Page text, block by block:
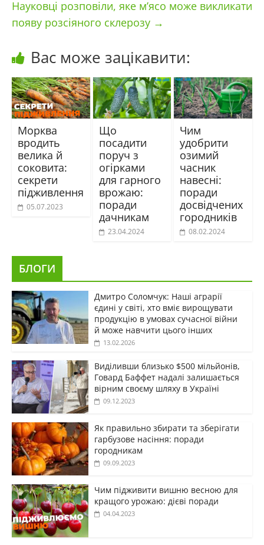
Науковці розповіли, яке м’ясо може викликати
появу розсіяного склерозу →
Вас може зацікавити:
Морква
вродить
велика й
соковита:
секрети
підживлення
05.07.2023
Що
посадити
поруч з
огірками
для гарного
врожаю:
поради
дачникам
23.04.2024
Чим
удобрити
озимий
часник
навесні:
поради
досвідчених
городників
08.02.2024
БЛОГИ
Дмитро Соломчук: Наші аграрії
єдині у світі, хто вміє вирощувати
продукцію в умовах сучасної війни
й може навчити цього інших
13.02.2026
Виділивши близько $500 мільйонів,
Говард Баффет надалі залишається
вірним своєму шляху в Україні
09.12.2023
Як правильно збирати та зберігати
гарбузове насіння: поради
городникам
09.09.2023
Чим підживити вишню весною для
кращого урожаю: дієві поради
04.04.2023